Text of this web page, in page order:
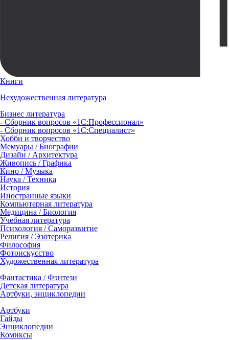
Книги
Нехудожественная литература
Бизнес литература
- Сборник вопросов «1С:Профессионал»
- Сборник вопросов «1С:Специалист»
Хобби и творчество
Мемуары / Биографии
Дизайн / Архитектура
Живопись / Графика
Кино / Музыка
Наука / Техника
История
Иностранные языки
Компьютерная литература
Медицина / Биология
Учебная литература
Психология / Саморазвитие
Религия / Эзотерика
Философия
Фотоискусство
Художественная литература
Фантастика / Фэнтези
Детская литература
Артбуки, энциклопедии
Артбуки
Гайды
Энциклопедии
Комиксы